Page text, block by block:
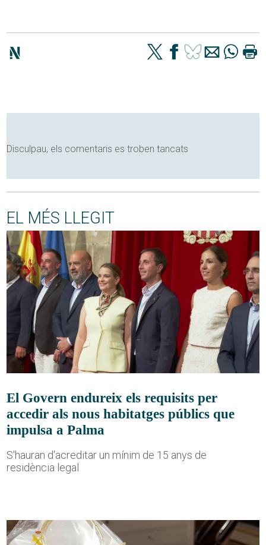
Disculpau, els comentaris es troben tancats
EL MÉS LLEGIT
El Govern endureix els requisits per
accedir als nous habitatges públics que
impulsa a Palma
S'hauran d'acreditar un mínim de 15 anys de
residència legal